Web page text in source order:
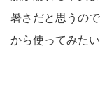
暑さだと思うの
から使ってみたい